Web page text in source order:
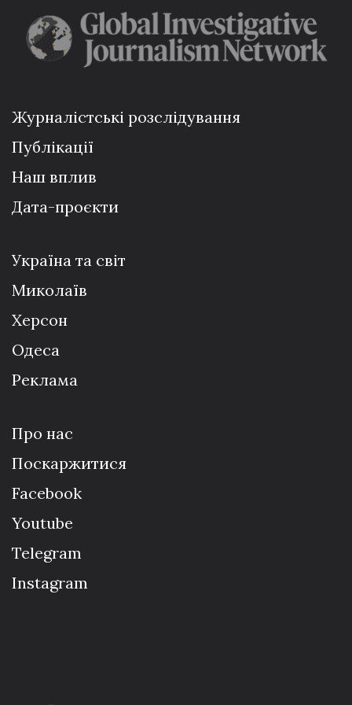
Журналістські розслідування
Публікації
Наш вплив
Дата-проєкти
Україна та світ
Миколаїв
Херсон
Одеса
Реклама
Про нас
Поскаржитися
Facebook
Youtube
Telegram
Instagram